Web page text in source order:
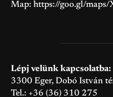
Map:https://goo.gl/
Lépj velünk kapcsolatba:
3300 Eger, Dobó István
Tel.: +36 (36) 310 275